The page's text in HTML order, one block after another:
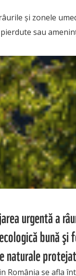
și zonele
sau
urgentă a
bună şi
naturale
România se afla